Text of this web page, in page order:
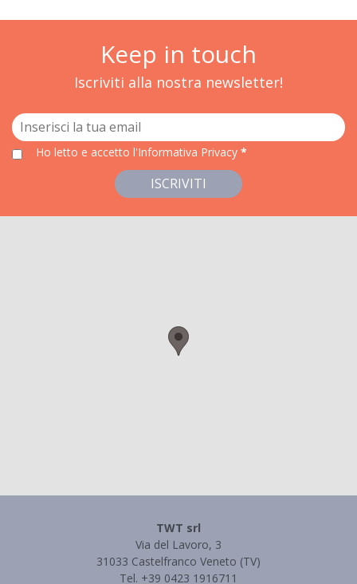
Keep in touch
Iscriviti alla nostra newsletter!
ISCRIVITI
Ho letto e accetto l'Informativa Privacy *
TWT srl
Via del Lavoro, 3
31033 Castelfranco Veneto (TV)
Tel. +39 0423 1916711